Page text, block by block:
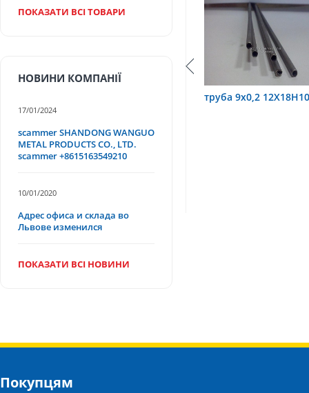
труба 9х0,2 12Х18Н10Т
ПОКАЗАТИ ВСІ ТОВАРИ
НОВИНИ КОМПАНІЇ
17/01/2024
scammer SHANDONG WANGUO
METAL PRODUCTS CO., LTD.
scammer +8615163549210
10/01/2020
Адрес офиса и склада во
Львове изменился
ПОКАЗАТИ ВСІ НОВИНИ
Покупцям